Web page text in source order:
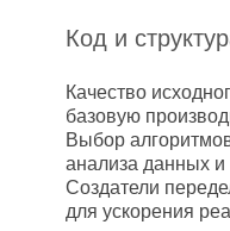
Код и
Качество
базовую
Выбор
анализа данных
Создатели
для ускорения